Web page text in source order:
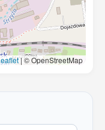
|© OpenStreetMap